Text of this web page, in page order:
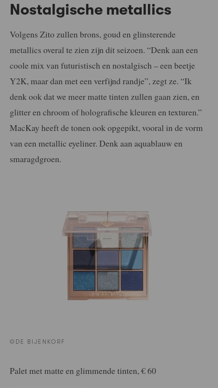
Nostalgische metallics
Volgens Zito zullen brons, goud en glinsterende
metallics overal te zien zijn dit seizoen. “Denk aan een
coole mix van futuristisch en nostalgisch – een beetje
Y2K, maar dan met een verfijnd randje”, zegt ze. “Ik
denk ook dat we meer matte tinten zullen gaan zien, en
glitter en chroom of holografische kleuren en texturen.”
MacKay heeft de tonen ook opgepikt, vooral in de vorm
van een metallic eyeliner. Denk aan aquablauw en
smaragdgroen.
©DE BIJENKORF
Palet met matte en glimmende tinten, € 60